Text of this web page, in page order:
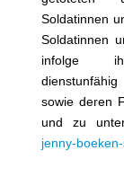
Soldatinnen
Soldatinnen
infolge
sowie deren
und zu
jenny-